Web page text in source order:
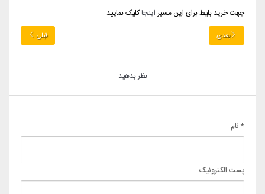
جهت خرید بلیط برای این مسیر اینجاکلیک نمایید.
بعدی قبلی
نظر بدهید
* نام
پست الکترونیک